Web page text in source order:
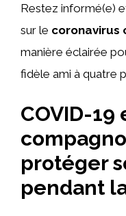
Restez informé(e)
sur le coronavirus
manière éclairée
fidèle ami à quatre
COVID-
protéger
pendant